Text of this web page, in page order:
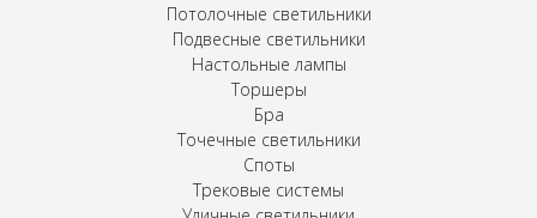
Потолочные светильники
Подвесные светильники
Настольные лампы
Торшеры
Бра
Точечные светильники
Споты
Трековые системы